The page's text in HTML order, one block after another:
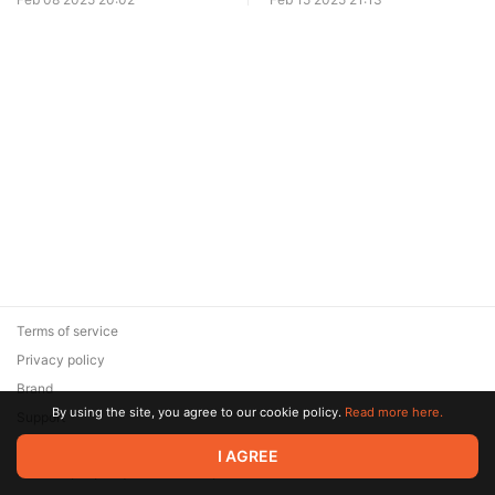
© 2026 Zaya Solutions Limited. All rights reserved. All trademarks
are the property of their respective owners.
Terms of service
Privacy policy
Brand
SupportBy using the site, you agree to our cookie policy. Read more here.
I AGREE